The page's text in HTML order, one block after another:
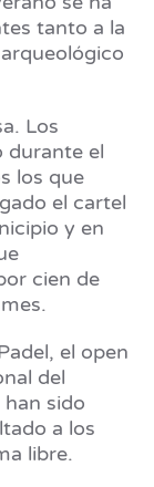
tanto a la
Los
durante el
los que
el cartel
y en
cien de
el open
del
sido
a los
libre.